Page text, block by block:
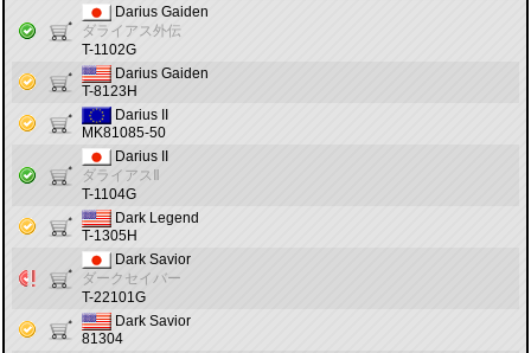
Darius Gaiden
ダライアス外伝
T-1102G
Darius Gaiden
T-8123H
Darius II
MK81085-50
Darius II
ダライアスⅡ
T-1104G
Dark Legend
T-1305H
Dark Savior
ダークセイバー
T-22101G
Dark Savior
81304